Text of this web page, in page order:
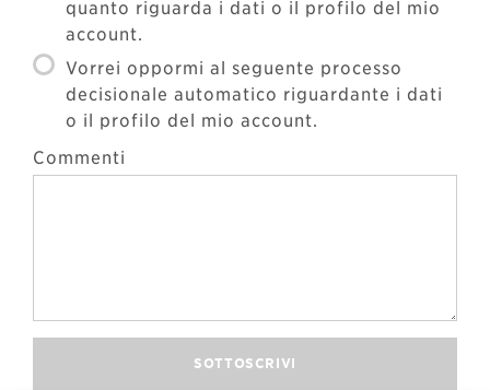
quanto riguarda i dati o il profilo del mio
account.
Vorrei oppormi al seguente processo
decisionale automatico riguardante i dati
o il profilo del mio account.
Commenti
SOTTOSCRIVI